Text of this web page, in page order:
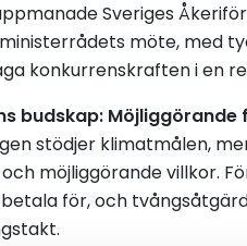
Sveriges
möte, med
konkurrenskraften i en
budskap:
stödjer klimatmålen,
möjliggörande villkor.
för, och